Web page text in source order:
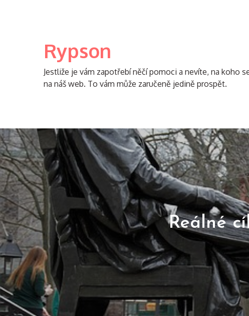
Rypson
Jestliže je vám zapotřebí něčí pomoci a nevíte, na koho
na náš web. To vám může zaručeně jedině prospět.
Reálné